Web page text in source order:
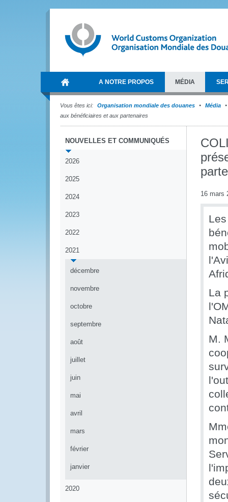
A NOTRE PROPOS MÉDIA
Vous êtes ici: Organisation mondiale des douanes
Média
aux bénéficiaires et aux partenaires
NOUVELLES ET COMMUNIQUÉS
2026
2025
2024
2023
2022
2021
décembre
novembre
octobre
septembre
août
juillet
juin
mai
avril
mars
février
janvier
2020
16 mars
La
M.